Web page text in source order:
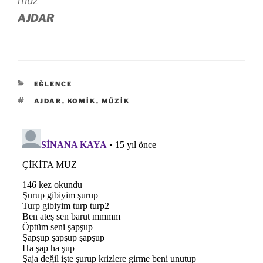
AJDAR
KATEGORILER
EĞLENCE
ETIKETLER
AJDAR , KOMIK , MÜZIK